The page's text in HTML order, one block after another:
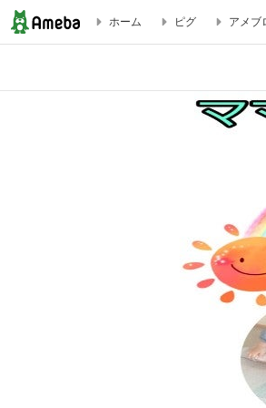
【ベビーリトミックのご案内】 | 練馬
ホーム ピグ アメブ